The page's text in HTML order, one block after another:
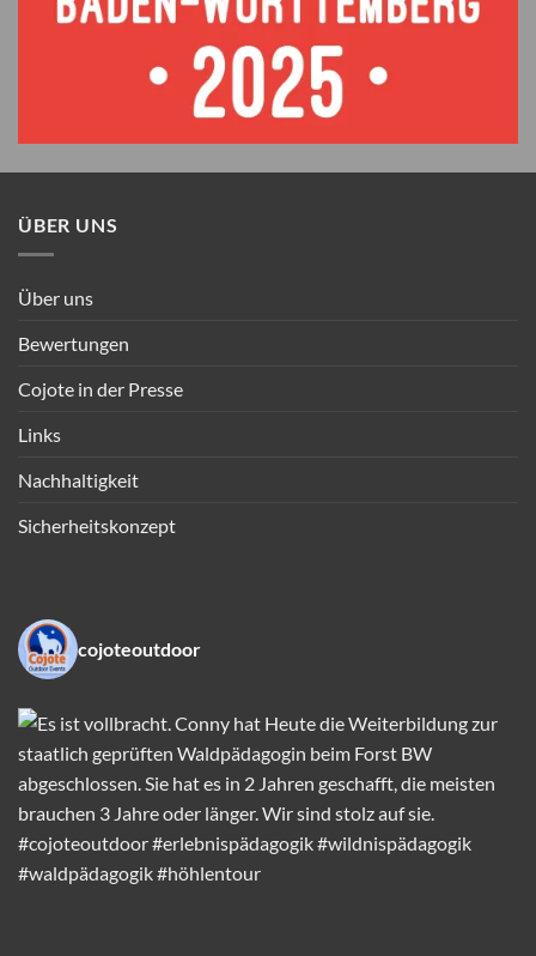
ÜBER UNS
Über uns
Bewertungen
Cojote in der Presse
Links
Nachhaltigkeit
Sicherheitskonzept
cojoteoutdoor